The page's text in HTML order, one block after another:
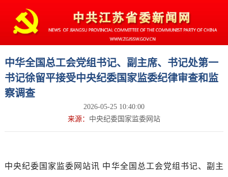
中华全国总工会党组书记、副主席、书记处第一
书记徐留平接受中央纪委国家监委纪律审查和监
察调查
2026-05-25 10:40:00
来源： 中央纪委国家监委网站
中央纪委国家监委网站讯 中华全国总工会党组书记、副主